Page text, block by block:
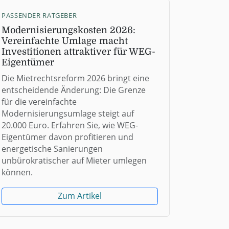
PASSENDER RATGEBER
Modernisierungskosten 2026:
Vereinfachte Umlage macht
Investitionen attraktiver für WEG-
Eigentümer
Die Mietrechtsreform 2026 bringt eine
entscheidende Änderung: Die Grenze
für die vereinfachte
Modernisierungsumlage steigt auf
20.000 Euro. Erfahren Sie, wie WEG-
Eigentümer davon profitieren und
energetische Sanierungen
unbürokratischer auf Mieter umlegen
können.
Zum Artikel